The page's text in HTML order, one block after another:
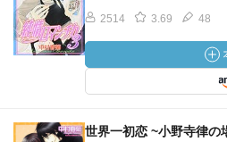
2514 3.69 48
世界一初恋 ~小野寺律の